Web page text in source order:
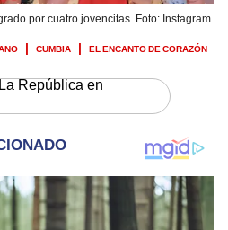
por cuatro jovencitas. Foto: Instagram
CUMBIA EL ENCANTO DE CORAZÓN
República en